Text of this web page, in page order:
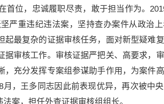
位，忠诚履职尽责，敢于担当作为。
严重违纪违法案，坚持查办案件从政治
最复杂的证据审核任务，面对新型疑难
审核工作。审核证据严把关、高要求，
充分发挥专案组参谋助手作用，为案件
，王多同志因此前表现优异，再次被中
案，担任外查证据审核组组长。